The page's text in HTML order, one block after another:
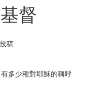
督
投稿
多少種對耶穌的稱呼